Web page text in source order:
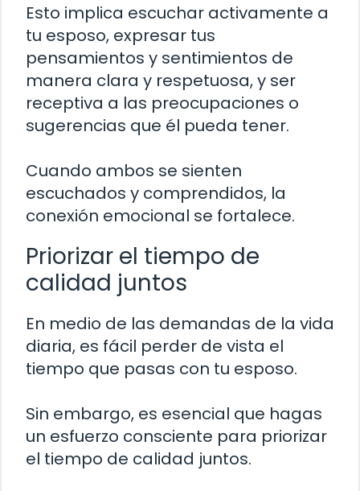
Esto implica escuchar activamente a
tu esposo, expresar tus
pensamientos y sentimientos de
manera clara y respetuosa, y ser
receptiva a las preocupaciones o
sugerencias que él pueda tener.
Cuando ambos se sienten
escuchados y comprendidos, la
conexión emocional se fortalece.
Priorizar el tiempo de
calidad juntos
En medio de las demandas de la vida
diaria, es fácil perder de vista el
tiempo que pasas con tu esposo.
Sin embargo, es esencial que hagas
un esfuerzo consciente para priorizar
el tiempo de calidad juntos.